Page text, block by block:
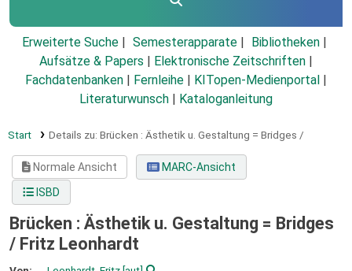
Erweiterte Suche Semesterapparate
Bibliotheken
Aufsätze & Papers
Elektronische Zeitschriften
Fachdatenbanken
Fernleihe KITopen-Medienportal
Literaturwunsch
Kataloganleitung
Start Details zu: Brücken : Ästhetik u. Gestaltung = Bridges /
Normale Ansicht
MARC-Ansicht
ISBD
Brücken : Ästhetik u. Gestaltung = Bridges
/ Fritz Leonhardt